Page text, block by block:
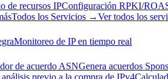
de recursos IPConfiguración RPKI/ROA
Todos los Servicios →Ver todos los
Monitoreo de IP en tiempo real
de acuerdo ASNGenera acuerdos
previo a la compra de IPv4